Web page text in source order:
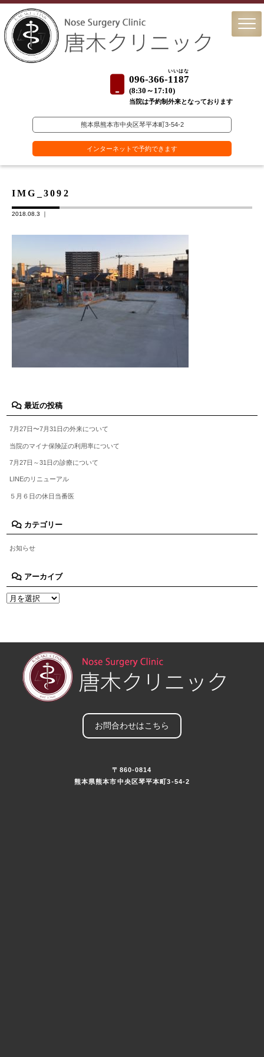
096-366-1187
いいはな
(8:30～17:10)
当院は予約制外来となっております
熊本県熊本市中央区琴平本町3-54-2
インターネットで予約できます
IMG_3092
2018.08.3 ｜
最近の投稿
7月27日〜7月31日の外来について
当院のマイナ保険証の利用率について
7月27日～31日の診療について
LINEのリニューアル
５月６日の休日当番医
カテゴリー
お知らせ
アーカイブ
お問合わせはこちら
〒860-0814
熊本県熊本市中央区琴平本町3-54-2